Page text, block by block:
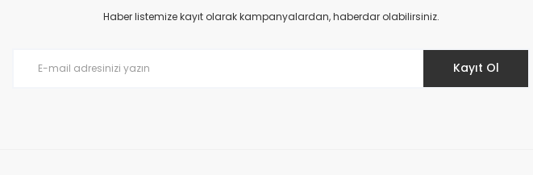
Ürün açıklamasında eksik bilgiler bulunuyor.
Haber listemize kayıt olarak kampanyalardan, haberdar olabilirsiniz.
Kayıt Ol